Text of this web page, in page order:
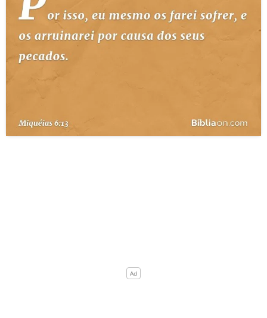
ESTUDOS BÍBLICOS
ESBOÇOS DE PREGAÇÃO
TEMAS
TERMO BÍBLICO